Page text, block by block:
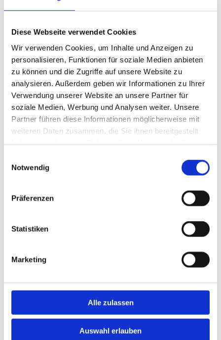
Diese Webseite verwendet Cookies
Wir verwenden Cookies, um Inhalte und Anzeigen zu
personalisieren, Funktionen für soziale Medien anbieten
zu können und die Zugriffe auf unsere Website zu
analysieren. Außerdem geben wir Informationen zu Ihrer
Verwendung unserer Website an unsere Partner für
soziale Medien, Werbung und Analysen weiter. Unsere
Partner führen diese Informationen möglicherweise mit
weiteren Daten zusammen, die Sie ihnen bereitgestellt
Notwendig
Präferenzen
Statistiken
Marketing
Alle zulassen
Auswahl erlauben
Blau, braun
Rot
Orange
Hautfarben und weiß
Mehrfarbige Tattoos sind trotz des Einsatzes
unterschiedlicher Lasertypen oft nicht vollständig zu
entfernen. Insbesondere grüne, purpurne und
Gelbtöne erweisen sich als therapieresistent. Näheres
hierzu erfahren Sie im Gespräch.
Hinweise zum Laser